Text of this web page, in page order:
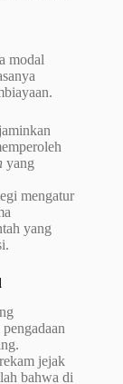
modal
yang
mengatur
yang
jejak
bahwa di